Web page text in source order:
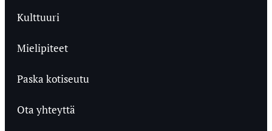
Kulttuuri
Mielipiteet
Paska kotiseutu
Ota yhteyttä